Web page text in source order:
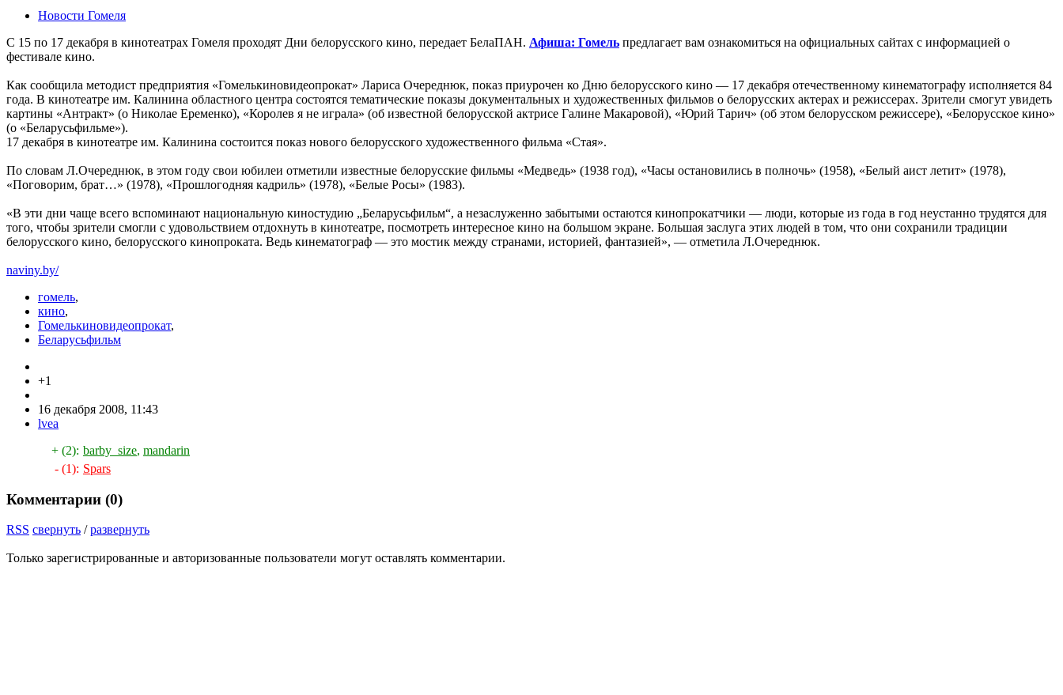
Новости Гомеля
С 15 по 17 декабря в кинотеатрах Гомеля проходят Дни белорусского кино, передает БелаПАН. Афиша: Гомель предлагает вам ознакомиться на официальных сайтах с информацией о
фестивале кино.
Как сообщила методист предприятия «Гомелькиновидеопрокат» Лариса Очереднюк, показ приурочен ко Дню белорусского кино — 17 декабря отечественному кинематографу исполняется 84
года. В кинотеатре им. Калинина областного центра состоятся тематические показы документальных и художественных фильмов о белорусских актерах и режиссерах. Зрители смогут увидеть
картины «Антракт» (о Николае Еременко), «Королев я не играла» (об известной белорусской актрисе Галине Макаровой), «Юрий Тарич» (об этом белорусском режиссере), «Белорусское кино»
(о «Беларусьфильме»).
17 декабря в кинотеатре им. Калинина состоится показ нового белорусского художественного фильма «Стая».
По словам Л.Очереднюк, в этом году свои юбилеи отметили известные белорусские фильмы «Медведь» (1938 год), «Часы остановились в полночь» (1958), «Белый аист летит» (1978),
«Поговорим, брат…» (1978), «Прошлогодняя кадриль» (1978), «Белые Росы» (1983).
«В эти дни чаще всего вспоминают национальную киностудию „Беларусьфильм“, а незаслуженно забытыми остаются кинопрокатчики — люди, которые из года в год неустанно трудятся для
того, чтобы зрители смогли с удовольствием отдохнуть в кинотеатре, посмотреть интересное кино на большом экране. Большая заслуга этих людей в том, что они сохранили традиции
белорусского кино, белорусского кинопроката. Ведь кинематограф — это мостик между странами, историей, фантазией», — отметила Л.Очереднюк.
naviny.by/
гомель,
кино,
Гомелькиновидеопрокат,
Беларусьфильм
+1
16 декабря 2008, 11:43
lvea
+ (2): barby_size, mandarin
- (1): Spars
Комментарии (0)
RSS свернуть /развернуть
Только зарегистрированные и авторизованные пользователи могут оставлять комментарии.